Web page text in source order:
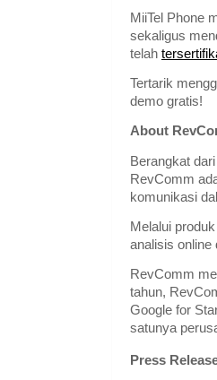
MiiTel Phone
sekaligus
telah
Tertarik
demo gratis!
About
Berangkat
RevComm
komunikasi
Melalui
analisis online
RevComm
tahun,
Google for
satunya
Press